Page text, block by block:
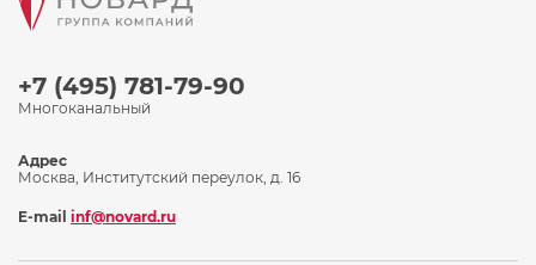
+7 (495) 781-79-90
Многоканальный
Адрес
Москва, Институтский переулок, д. 16
E-mail inf@novard.ru